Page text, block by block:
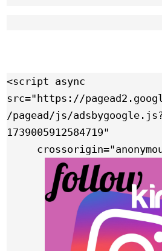
<script async
src="https://
/pagead/js/
1739005912584719"